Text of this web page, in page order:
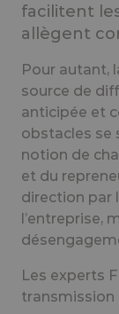
facilitent
allègent
Pour autant,
source de
anticipée et
obstacles se
notion de
et du
direction par
l’entreprise,
Les experts
transmission